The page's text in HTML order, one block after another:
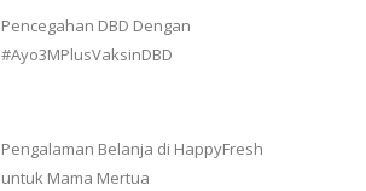
Pencegahan DBD Dengan
#Ayo3MPlusVaksinDBD
Pengalaman Belanja di HappyFresh
untuk Mama Mertua